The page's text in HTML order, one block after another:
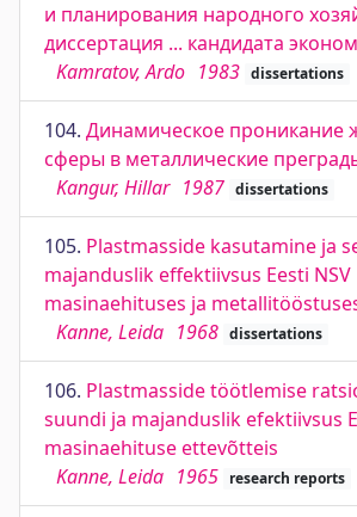
и планирования народного
диссертация ... кандидата
Kamratov, Ardo 1983 dissertations
104. Динамическое проникание
сферы в металлические
Kangur, Hillar 1987 dissertations
105. Plastmasside kasutamine ja
majanduslik effektiivsus Eesti NSV
masinaehituses ja
Kanne, Leida 1968 dissertations
106. Plastmasside töötlemise
suundi ja majanduslik efektiivsus
masinaehituse ettevõtteis
Kanne, Leida 1965 research reports